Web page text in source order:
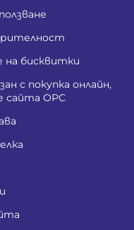
на бисквитки
с покупка онлайн,
сайта ОРС